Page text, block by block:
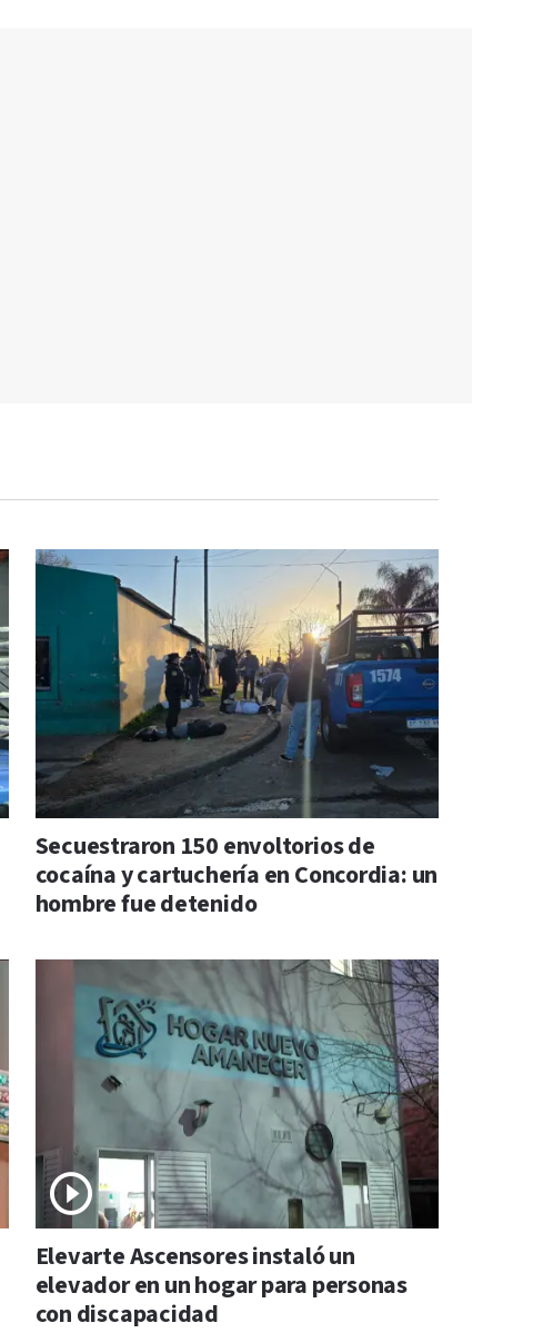
Secuestraron 150 envoltorios de
cocaína y cartuchería en Concordia: un
hombre fue detenido
Elevarte Ascensores instaló un
elevador en un hogar para personas
con discapacidad